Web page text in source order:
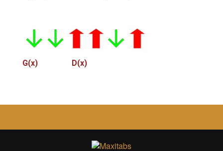
G(x) D(x)